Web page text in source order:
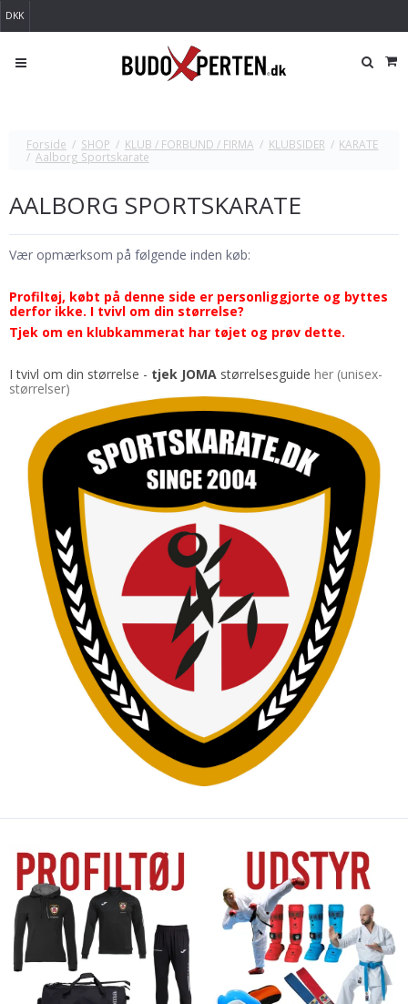
DKK
Forside / SHOP / KLUB / FORBUND / FIRMA / KLUBSIDER / KARATE
/ Aalborg Sportskarate
AALBORG SPORTSKARATE
Vær opmærksom på følgende inden køb:
Profiltøj, købt på denne side er personliggjorte og byttes
derfor ikke. I tvivl om din størrelse?
Tjek om en klubkammerat har tøjet og prøv dette.
I tvivl om din størrelse - tjek JOMA størrelsesguide her (unisex-
størrelser)